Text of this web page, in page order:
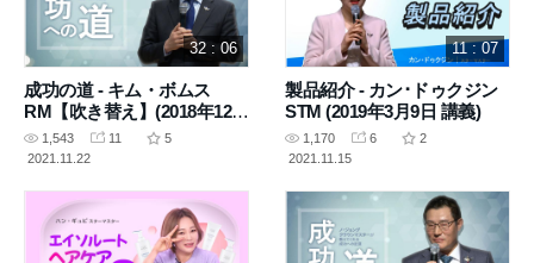
32 : 06
成功の道 - キム・ボムス
RM【吹き替え】(2018年12月
20日 講義)
1,543 11
5
2021.11.22
11 : 07
製品紹介 - カン･ドゥクジン
STM (2019年3月9日 講義)
1,170 6
2
2021.11.15